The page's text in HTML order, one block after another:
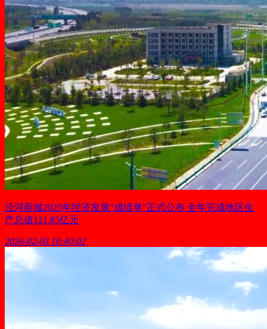
泾河新城2025年经济发展“成绩单”正式公布 全年完成地区生
产总值121.85亿元
2026-02-03 10:40:02